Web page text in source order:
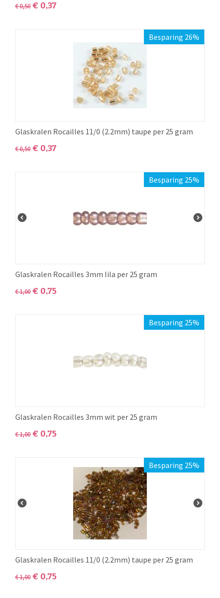
€0,50 € 0,37
Besparing 26%
Glaskralen Rocailles 11/0 (2.2mm) taupe per 25 gram
€0,50 € 0,37
Besparing 25%
Glaskralen Rocailles 3mm lila per 25 gram
€1,00 € 0,75
Besparing 25%
Glaskralen Rocailles 3mm wit per 25 gram
€1,00 € 0,75
Besparing 25%
Glaskralen Rocailles 11/0 (2.2mm) taupe per 25 gram
€1,00 € 0,75